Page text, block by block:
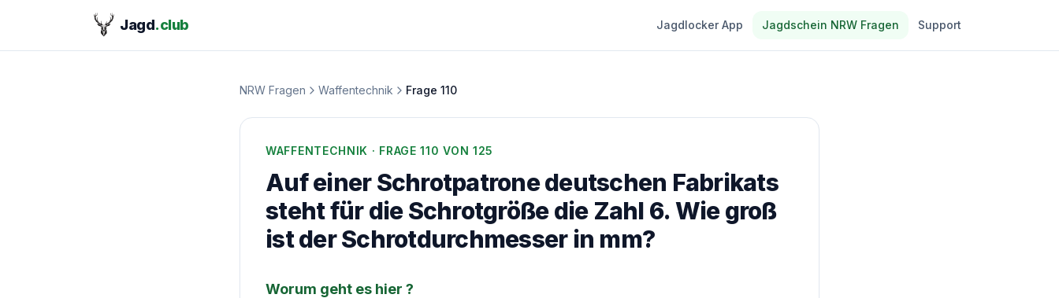
Jagd.club Jagdlocker App Jagdschein NRW Fragen Support
NRW Fragen Waffentechnik Frage 110
WAFFENTECHNIK · FRAGE110 VON 125
Auf einer Schrotpatrone deutschen Fabrikats
steht für die Schrotgröße die Zahl 6. Wie groß
ist der Schrotdurchmesser in mm?
Worum geht es hier ?